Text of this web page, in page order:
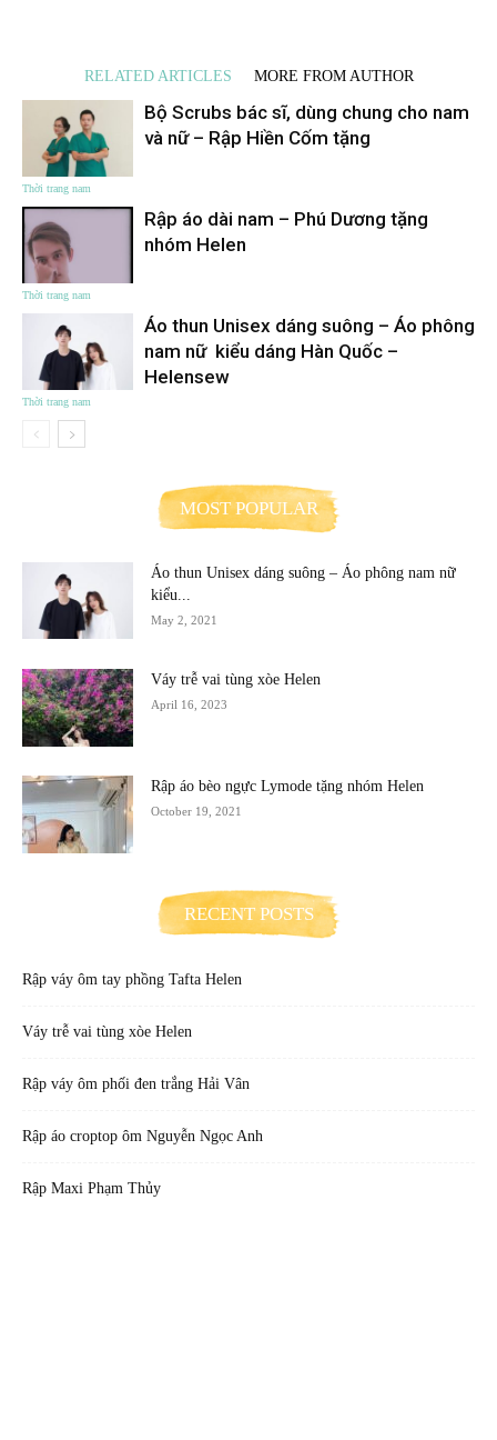
RELATED ARTICLES MORE FROM AUTHOR
Thời trang nam
Bộ Scrubs bác sĩ, dùng chung cho nam
và nữ – Rập Hiền Cốm tặng
Thời trang nam
Rập áo dài nam – Phú Dương tặng
nhóm Helen
Thời trang nam
Áo thun Unisex dáng suông – Áo phông
nam nữ kiểu dáng Hàn Quốc –
Helensew
MOST POPULAR
Áo thun Unisex dáng suông – Áo phông nam nữ
kiểu...
May 2, 2021
Váy trễ vai tùng xòe Helen
April 16, 2023
Rập áo bèo ngực Lymode tặng nhóm Helen
October 19, 2021
RECENT POSTS
Rập váy ôm tay phồng Tafta Helen
Váy trễ vai tùng xòe Helen
Rập váy ôm phối đen trắng Hải Vân
Rập áo croptop ôm Nguyễn Ngọc Anh
Rập Maxi Phạm Thủy